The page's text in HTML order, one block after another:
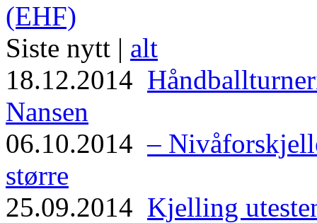
(EHF)
Siste nytt | alt
18.12.2014
Nansen
06.10.2014–
større
25.09.2014 Kjelling